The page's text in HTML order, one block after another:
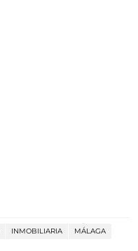
INMOBILIARIA
MÁLAGA